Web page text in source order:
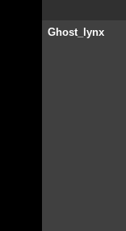
Ghost_lynx